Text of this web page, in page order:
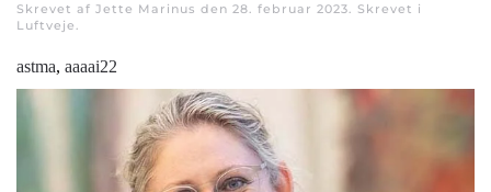
Skrevet af Jette Marinus den 28. februar 2023. Skrevet i
Luftveje.
astma, aaaai22